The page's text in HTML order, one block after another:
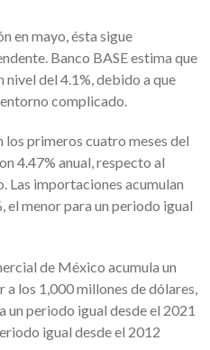
en mayo, ésta sigue
Banco BASE estima que
nivel del 4.1%, debido a que
complicado.
los primeros cuatro meses del
4.47% anual, respecto al
Las importaciones acumulan
el menor para un periodo igual
de México acumula un
los 1,000 millones de dólares,
un periodo igual desde el 2021
igual desde el 2012